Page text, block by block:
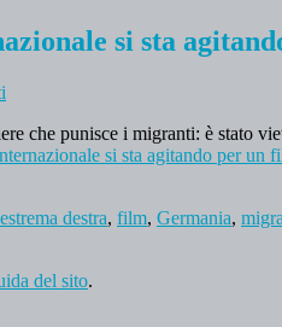
si sta
che punisce i migranti: è stato
si sta agitando per un
estrema destra, film, Germania,
del sito.